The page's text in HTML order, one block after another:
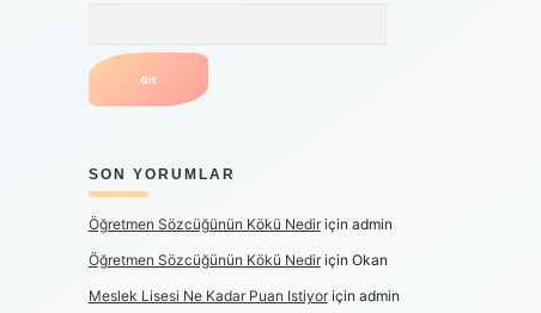
SON YORUMLAR
Öğretmen Sözcüğünün Kökü Nediriçin admin
Öğretmen Sözcüğünün Kökü Nediriçin Okan
Meslek Lisesi Ne Kadar Puan Istiyoriçin admin